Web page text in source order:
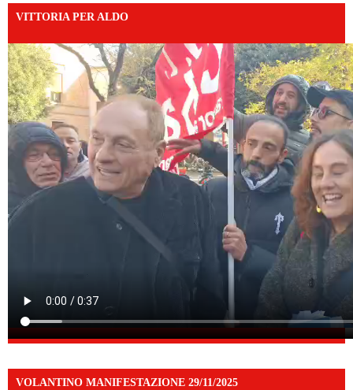
VITTORIA PER ALDO
VOLANTINO MANIFESTAZIONE 29/11/2025